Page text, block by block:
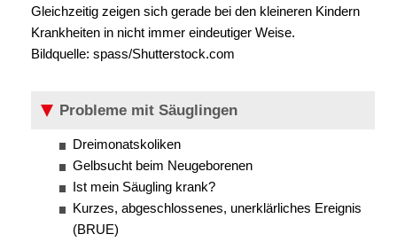
Gleichzeitig zeigen sich gerade bei den kleineren Kindern
Krankheiten in nicht immer eindeutiger Weise.
Bildquelle: spass/Shutterstock.com
Probleme mit Säuglingen
Dreimonatskoliken
Gelbsucht beim Neugeborenen
Ist mein Säugling krank?
Kurzes, abgeschlossenes, unerklärliches Ereignis
(BRUE)